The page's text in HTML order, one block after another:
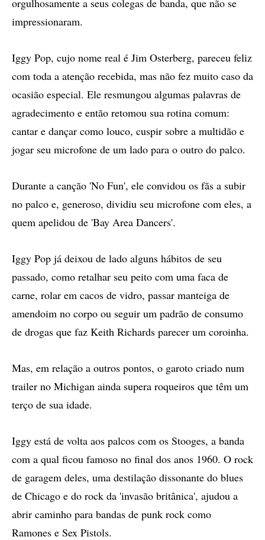
orgulhosamente a seus colegas de banda, que não se
impressionaram.
Iggy Pop, cujo nome real é Jim Osterberg, pareceu feliz
com toda a atenção recebida, mas não fez muito caso da
ocasião especial. Ele resmungou algumas palavras de
agradecimento e então retomou sua rotina comum:
cantar e dançar como louco, cuspir sobre a multidão e
jogar seu microfone de um lado para o outro do palco.
Durante a canção 'No Fun', ele convidou os fãs a subir
no palco e, generoso, dividiu seu microfone com eles, a
quem apelidou de 'Bay Area Dancers'.
Iggy Pop já deixou de lado alguns hábitos de seu
passado, como retalhar seu peito com uma faca de
carne, rolar em cacos de vidro, passar manteiga de
amendoim no corpo ou seguir um padrão de consumo
de drogas que faz Keith Richards parecer um coroinha.
Mas, em relação a outros pontos, o garoto criado num
trailer no Michigan ainda supera roqueiros que têm um
terço de sua idade.
Iggy está de volta aos palcos com os Stooges, a banda
com a qual ficou famoso no final dos anos 1960. O rock
de garagem deles, uma destilação dissonante do blues
de Chicago e do rock da 'invasão britânica', ajudou a
abrir caminho para bandas de punk rock como
Ramones e Sex Pistols.